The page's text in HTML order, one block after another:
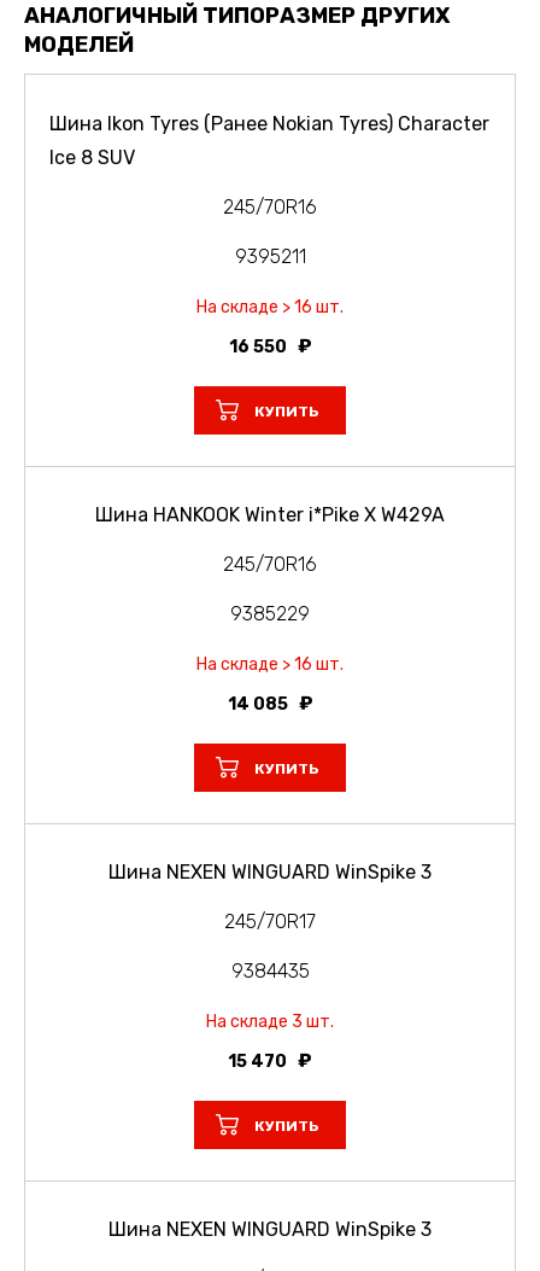
АНАЛОГИЧНЫЙ ТИПОРАЗМЕР ДРУГИХ
МОДЕЛЕЙ
Шина Ikon Tyres (Ранее Nokian Tyres) Character
Ice 8 SUV
245/70R16
9395211
На складе > 16 шт.
16 550
КУПИТЬ
Шина HANKOOK Winter i*Pike X W429A
245/70R16
9385229
На складе > 16 шт.
14 085
КУПИТЬ
Шина NEXEN WINGUARD WinSpike 3
245/70R17
9384435
На складе 3 шт.
15 470
КУПИТЬ
Шина NEXEN WINGUARD WinSpike 3